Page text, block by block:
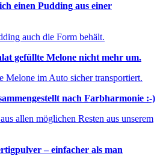
einen Pudding aus einer
auch die Form behält.
gefüllte Melone nicht mehr um.
im Auto sicher transportiert.
nach Farbharmonie :-)
allen möglichen Resten aus unserem
– einfacher als man